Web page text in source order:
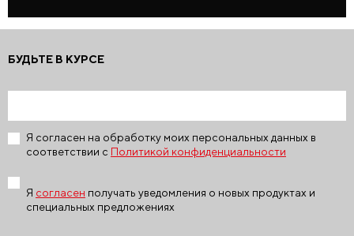
БУДЬТЕ В КУРСЕ
Я согласен на обработку моих персональных данных в
соответствии с Политикой конфиденциальности
Я согласен получать уведомления о новых продуктах и
специальных предложениях